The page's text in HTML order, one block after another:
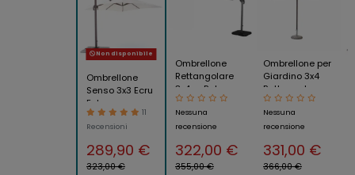
Non disponibile
Ombrellone
Senso 3x3 Ecru
Esterno
Terrazzo
Braccio
Decentrato
11
Recensioni
289,90 €
323,00 €
Ombrellone
Rettangolare
3x4 m Palo
Laterale Grigio
Antracite
Girevole
Nessuna
recensione
322,00 €
355,00 €
Ombrellone per
Giardino 3x4
Rettangolare
Palo Centrale
Bianco Legno
Nessuna
recensione
331,00 €
366,00 €